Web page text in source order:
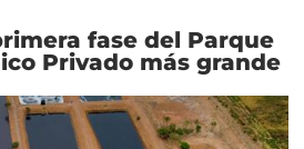
fase del Parque
Privado más grande